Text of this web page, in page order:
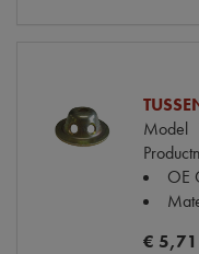
Model
OE
€ 5,71